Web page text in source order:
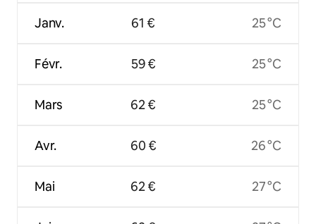
Janv.
Févr.
Mars
Avr.
Mai
61 €
59 €
62 €
60 €
62 €
25 °C
25 °C
25 °C
26 °C
27 °C